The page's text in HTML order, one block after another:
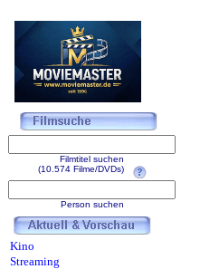
Filmtitel suchen
(10.574 Filme/DVDs)
Person suchen
Kino
Streaming